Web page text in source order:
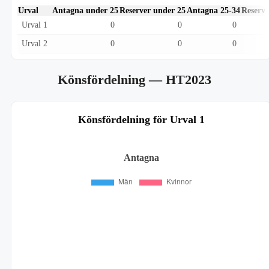
Urval Antagna under 25Reserver under 25Antagna 25-34
Urval 1
0 0 0
Urval 2 0 0 0
Könsfördelning— HT2023
Könsfördelning för Urval 1
Antagna